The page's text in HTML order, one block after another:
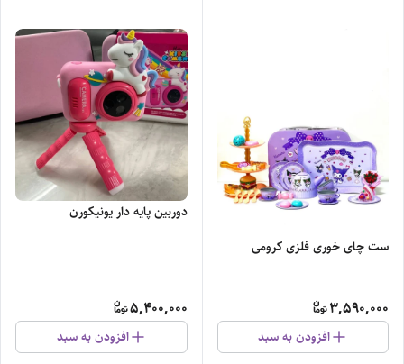
ست چای خوری فلزی کرومی
3,590,000
افزودن به سبد
دوربین پایه دار یونیکورن
5,400,000
افزودن به سبد